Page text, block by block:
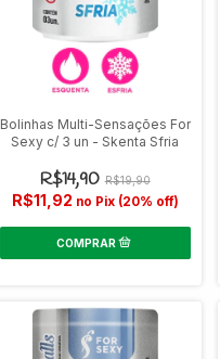
Bolinhas Multi-Sensações For
Sexy c/ 3 un - Skenta Sfria
R$14,90 R$19,90
R$11,92 no Pix (20% off)